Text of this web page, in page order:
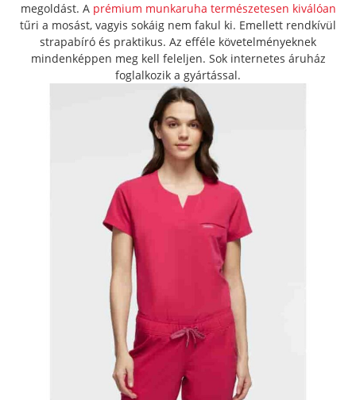
megoldást. A prémium munkaruha természetesen kiválóan
tűri a mosást, vagyis sokáig nem fakul ki. Emellett rendkívül
strapabíró és praktikus. Az efféle követelményeknek
mindenképpen meg kell feleljen. Sok internetes áruház
foglalkozik a gyártással.